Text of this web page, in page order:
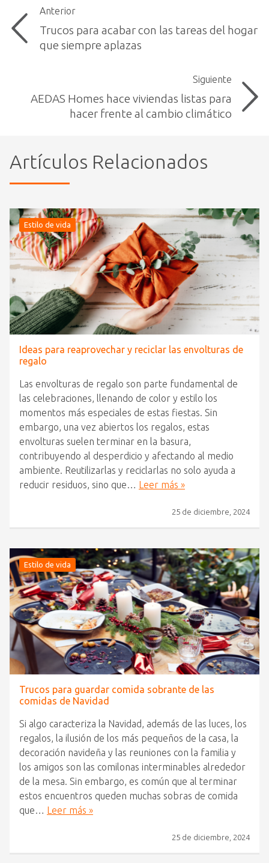
Anterior
Trucos para acabar con las tareas del hogar
que siempre aplazas
Siguiente
AEDAS Homes hace viviendas listas para
hacer frente al cambio climático
Artículos Relacionados
Estilo de vida
Ideas para reaprovechar y reciclar las envolturas de
regalo
Las envolturas de regalo son parte fundamental de
las celebraciones, llenando de color y estilo los
momentos más especiales de estas fiestas. Sin
embargo, una vez abiertos los regalos, estas
envolturas suelen terminar en la basura,
contribuyendo al desperdicio y afectando al medio
ambiente. Reutilizarlas y reciclarlas no solo ayuda a
reducir residuos, sino que…
Leer más »
25 de diciembre, 2024
Estilo de vida
Trucos para guardar comida sobrante de las
comidas de Navidad
Si algo caracteriza la Navidad, además de las luces, los
regalos, la ilusión de los más pequeños de la casa, la
decoración navideña y las reuniones con la familia y
los amigos son las comilonas interminables alrededor
de la mesa. Sin embargo, es común que al terminar
estos encuentros queden muchas sobras de comida
que…
Leer más »
25 de diciembre, 2024